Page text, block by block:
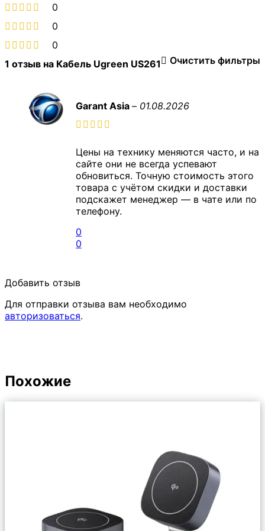
0
0
0
1 отзыв на Кабель Ugreen US261 Очистить фильтры
Garant Asia – 01.08.2026
Цены на технику меняются часто, и на
сайте они не всегда успевают
обновиться. Точную стоимость этого
товара с учётом скидки и доставки
подскажет менеджер — в чате или по
телефону.
0
0
Добавить отзыв
Для отправки отзыва вам необходимо
авторизоваться.
Похожие